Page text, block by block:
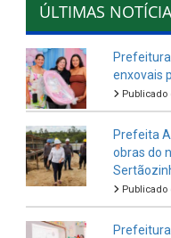
ÚLTIMAS
enxovais
Publicado
Prefeita
obras do
Publicado